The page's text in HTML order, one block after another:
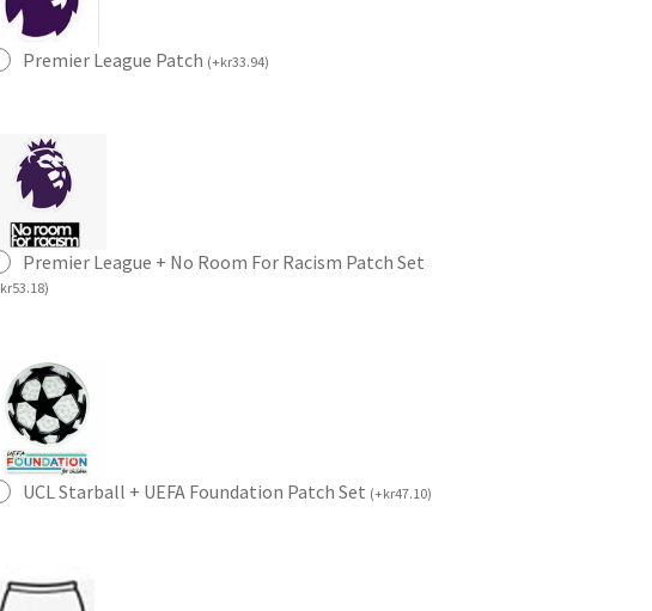
Premier League Patch (+kr33.94)
Premier League + No Room For Racism Patch Set
kr53.18)
UCL Starball + UEFA Foundation Patch Set (+kr47.10)